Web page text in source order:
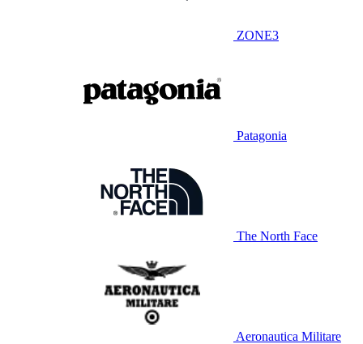
ZONE3
Patagonia
The North Face
Aeronautica Militare